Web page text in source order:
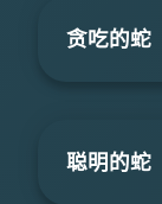
贪吃的蛇
聪明的蛇